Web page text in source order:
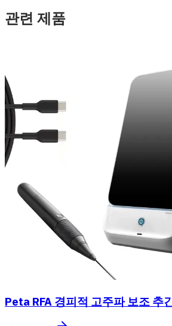
관련 제품
Peta RFA 경피적 고주파 보조 추